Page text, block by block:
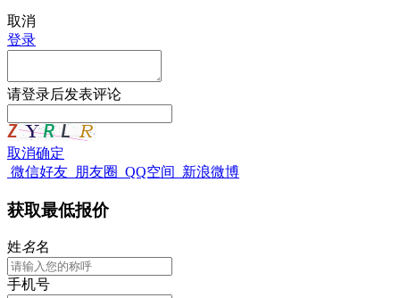
取消
登录
请登录后发表评论
取消确定
微信好友 朋友圈 QQ空间 新浪微博
获取最低报价
姓名名
手机号